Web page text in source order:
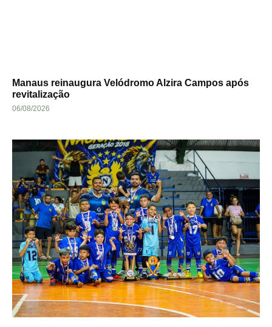
Manaus reinaugura Velódromo Alzira Campos após
revitalização
06/08/2026